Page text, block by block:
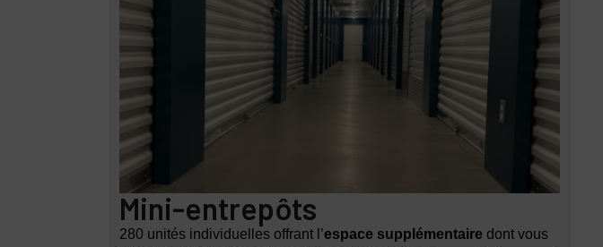
Mini-entrepôts
280 unités individuelles offrant l’espace supplémentaire dont vous